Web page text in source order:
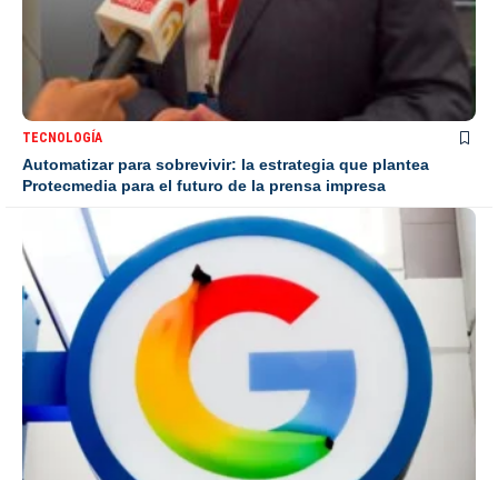
TECNOLOGÍA
Automatizar para sobrevivir: la estrategia que plantea
Protecmedia para el futuro de la prensa impresa